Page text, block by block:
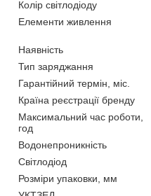
Колір світлодіоду
Елементи живлення
Наявність
Тип заряджання
Гарантійний термін, міс.
Країна реєстрації бренду
Максимальний час роботи,
год
Водонепроникність
Світлодіод
Розміри упаковки, мм